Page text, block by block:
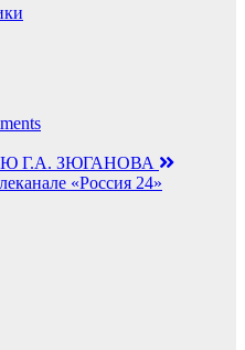
Г.А. ЗЮГАНОВА
«Россия 24»